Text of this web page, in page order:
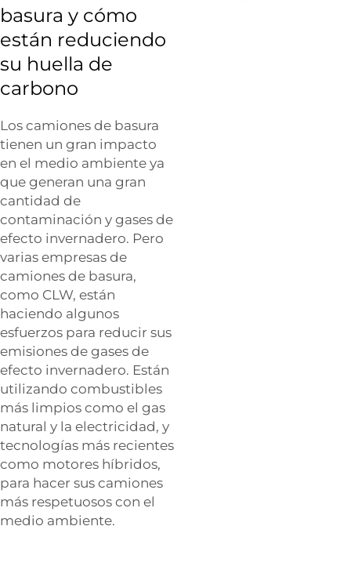
basura y cómo
están reduciendo
su huella de
carbono
Los camiones de basura
tienen un gran impacto
en el medio ambiente ya
que generan una gran
cantidad de
contaminación y gases de
efecto invernadero. Pero
varias empresas de
camiones de basura,
como CLW, están
haciendo algunos
esfuerzos para reducir sus
emisiones de gases de
efecto invernadero. Están
utilizando combustibles
más limpios como el gas
natural y la electricidad, y
tecnologías más recientes
como motores híbridos,
para hacer sus camiones
más respetuosos con el
medio ambiente.